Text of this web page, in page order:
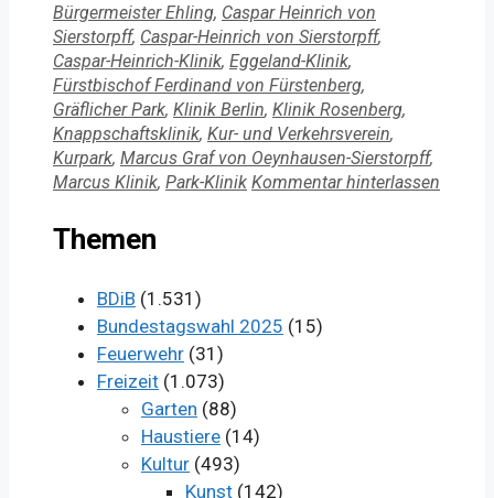
Bürgermeister Ehling, Caspar Heinrich von
Sierstorpff, Caspar-Heinrich von Sierstorpff,
Caspar-Heinrich-Klinik, Eggeland-Klinik,
Fürstbischof Ferdinand von Fürstenberg,
Gräflicher Park, Klinik Berlin, Klinik Rosenberg,
Knappschaftsklinik, Kur- und Verkehrsverein,
Kurpark, Marcus Graf von Oeynhausen-Sierstorpff,
Marcus Klinik, Park-Klinik Kommentar hinterlassen
Themen
BDiB (1.531)
Bundestagswahl 2025 (15)
Feuerwehr (31)
Freizeit (1.073)
Garten (88)
Haustiere (14)
Kultur (493)
Kunst (142)